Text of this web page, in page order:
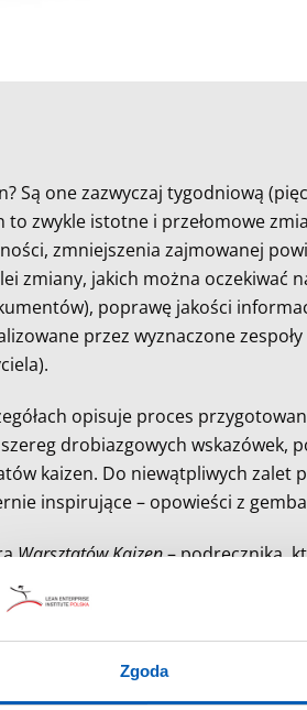
Zgoda
Są one zazwyczaj tygodniową
to zwykle istotne i przełomowe
zmniejszenia zajmowanej
zmiany, jakich można
poprawę jakości
przez wyznaczone
opisuje proces
drobiazgowych wskazówek,
kaizen. Do niewątpliwych zalet
inspirujące – opowieści z
Warsztatów Kaizen– podręcznika,
metody opracowanej w